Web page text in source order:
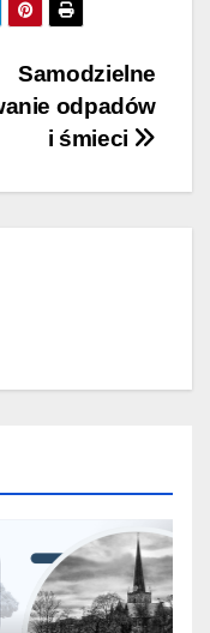
Samodzielne
odpadów
i śmieci